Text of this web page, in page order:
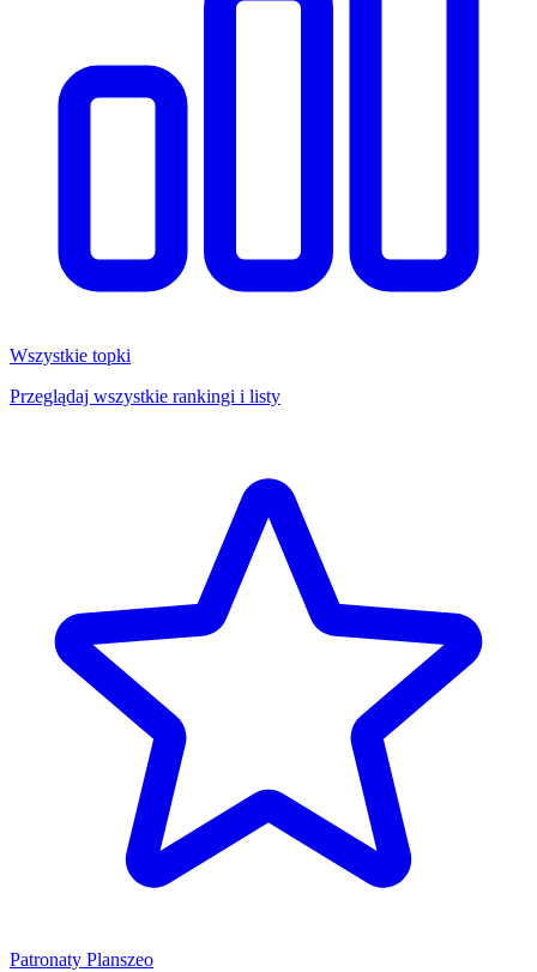
Wszystkie topki
Przeglądaj wszystkie rankingi i listy
Patronaty Planszeo